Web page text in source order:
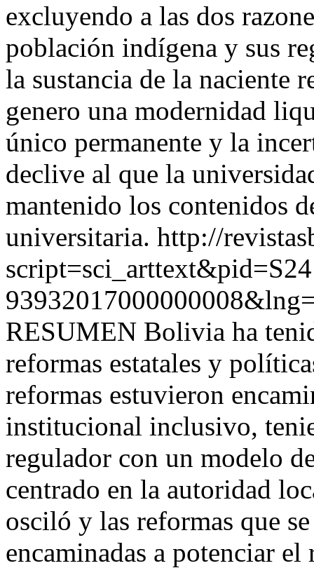
excluyendo a las dos
población indígena y sus
la sustancia de la naciente
genero una modernidad
único permanente y la
declive al que la
mantenido los contenidos
universitaria. http://
RESUMEN Bolivia ha
reformas estatales y
reformas estuvieron
institucional inclusivo,
regulador con un modelo
centrado en la autoridad
osciló y las reformas que
encaminadas a potenciar